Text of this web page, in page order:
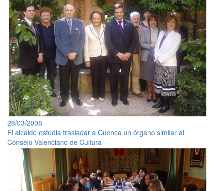
28/03/2008
El alcalde estudia trasladar a Cuenca un órgano similar al
Consejo Valenciano de Cultura